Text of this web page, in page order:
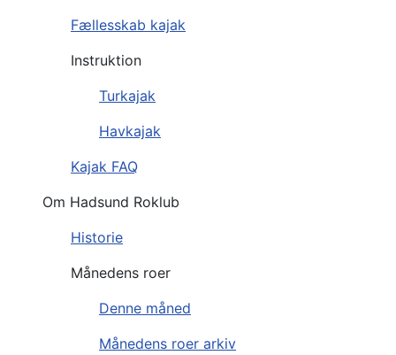
Fællesskab kajak
Instruktion
Turkajak
Havkajak
Kajak FAQ
Om Hadsund Roklub
Historie
Månedens roer
Denne måned
Månedens roer arkiv